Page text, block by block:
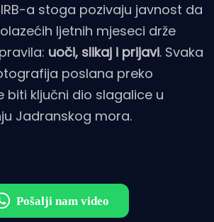
a stoga pozivaju javnost da
ljetnih mjeseci drže
uoči, slikaj i prijavi. Svaka
poslana preko
biti ključni dio slagalice u
Jadranskog mora.